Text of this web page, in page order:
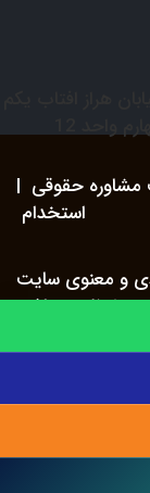
حقوقی |
استخدام
و معنوی سایت
محفوظ می باشد.